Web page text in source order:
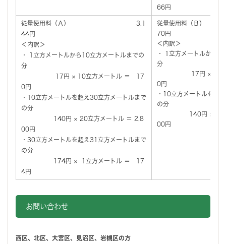
66円
従量使用料（Ａ） 3,1
44円
＜内訳＞
・ 1立方メートルから10立方メートルまでの
分
17円 × 10立方メートル ＝ 17
0円
・10立方メートルを超え30立方メートルまで
の分
140円 × 20立方メートル ＝ 2,8
00円
・30立方メートルを超え31立方メートルまで
の分
174円 × 1立方メートル ＝ 17
4円
従量使用料
70円
＜内訳＞
・ 1立方メートルから
分
17円 × 10立方
0円
・10立方メートルを超
の分
140円 × 20立方
00円
お問い合わせ
西区、北区、大宮区、見沼区、岩槻区の方